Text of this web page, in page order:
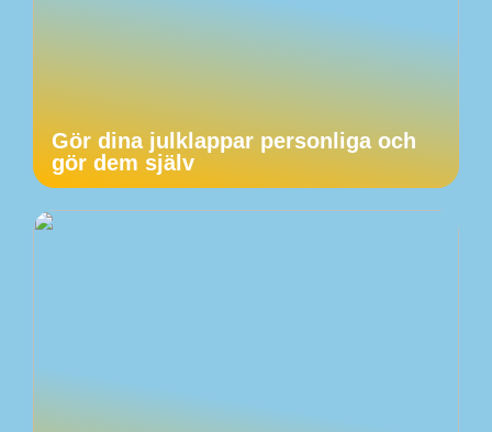
Gör dina julklappar personliga och
gör dem själv